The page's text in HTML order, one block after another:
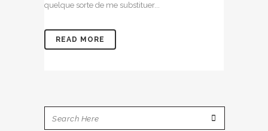
quelque sorte de me substituer...
READ MORE